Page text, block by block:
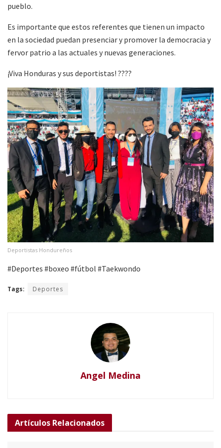
pueblo.
Es importante que estos referentes que tienen un impacto
en la sociedad puedan presenciar y promover la democracia y
fervor patrio a las actuales y nuevas generaciones.
¡Viva Honduras y sus deportistas! ????
Deportistas Hondureños
#Deportes #boxeo #fútbol #Taekwondo
Tags: Deportes
Angel Medina
Artículos Relacionados